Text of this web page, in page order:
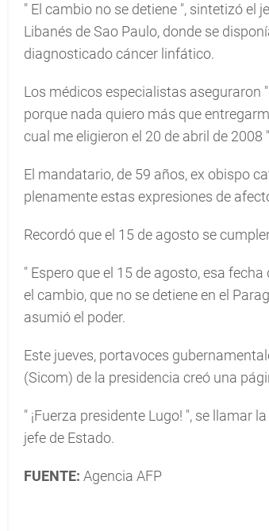
" El cambio no se detiene ", sintetizó el
Libanés de Sao Paulo, donde se
diagnosticado cáncer linfático.
Los médicos especialistas aseguraron
porque nada quiero más que
cual me eligieron el 20 de abril de 2008
El mandatario, de 59 años, ex obispo
plenamente estas expresiones de
Recordó que el 15 de agosto se
" Espero que el 15 de agosto, esa
el cambio, que no se detiene en el
asumió el poder.
Este jueves, portavoces
(Sicom) de la presidencia creó una
" ¡Fuerza presidente Lugo! ", se llamar
jefe de Estado.
FUENTE: Agencia AFP